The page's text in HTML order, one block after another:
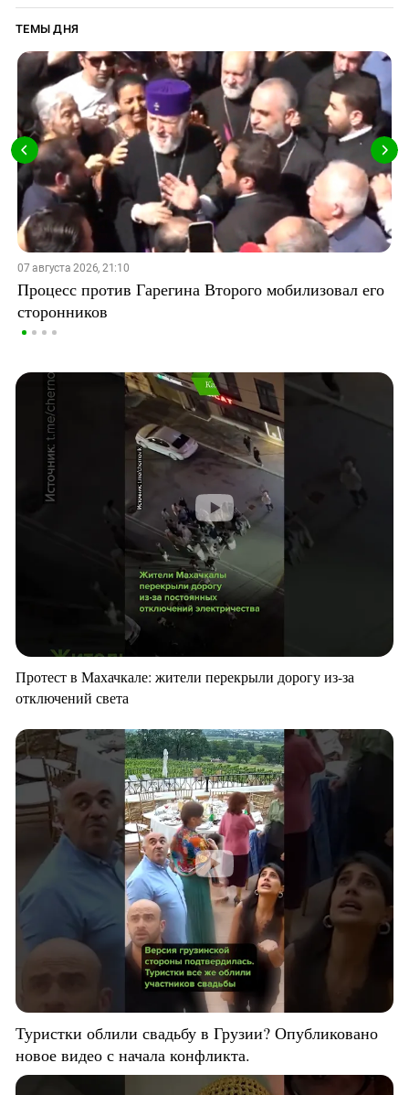
ТЕМЫ ДНЯ
07 августа 2026, 21:10
Процесс против Гарегина Второго мобилизовал его
сторонников
Протест в Махачкале: жители перекрыли дорогу из-за
отключений света
Туристки облили свадьбу в Грузии? Опубликовано
новое видео с начала конфликта.